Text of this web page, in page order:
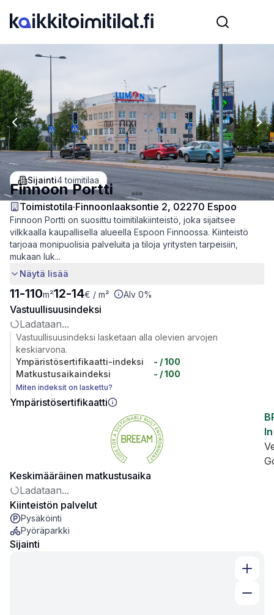
Previous slide
Sijainti4toimitilaa
Finnoon Portti
Toimistotila·Finnoonlaaksontie 2, 02270 Espoo
Finnoon Portti on suosittu toimitilakiinteistö, joka sijaitsee
vilkkaalla kaupallisella alueella Espoon Finnoossa. Kiinteistö
tarjoaa monipuolisia palveluita ja tiloja yritysten tarpeisiin,
mukaan luk...
Näytä lisää
11-110m²12-14€ / m² Alv 0%
Vastuullisuusindeksi
Ladataan...
Vastuullisuusindeksi lasketaan alla olevien arvojen
keskiarvona.
Ympäristösertifikaatti-indeksi
- / 100
Matkustusaikaindeksi
- / 100
Miten indeksit on laskettu?
Ympäristösertifikaatti
Keskimääräinen matkustusaika
Ladataan...
Kiinteistön palvelut
Pysäköinti
Pyöräparkki
Sijainti